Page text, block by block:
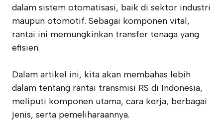
dalam sistem otomatisasi, baik di sektor industri
maupun otomotif. Sebagai komponen vital,
rantai ini memungkinkan transfer tenaga yang
efisien.
Dalam artikel ini, kita akan membahas lebih
dalam tentang rantai transmisi RS di Indonesia,
meliputi komponen utama, cara kerja, berbagai
jenis, serta pemeliharaannya.